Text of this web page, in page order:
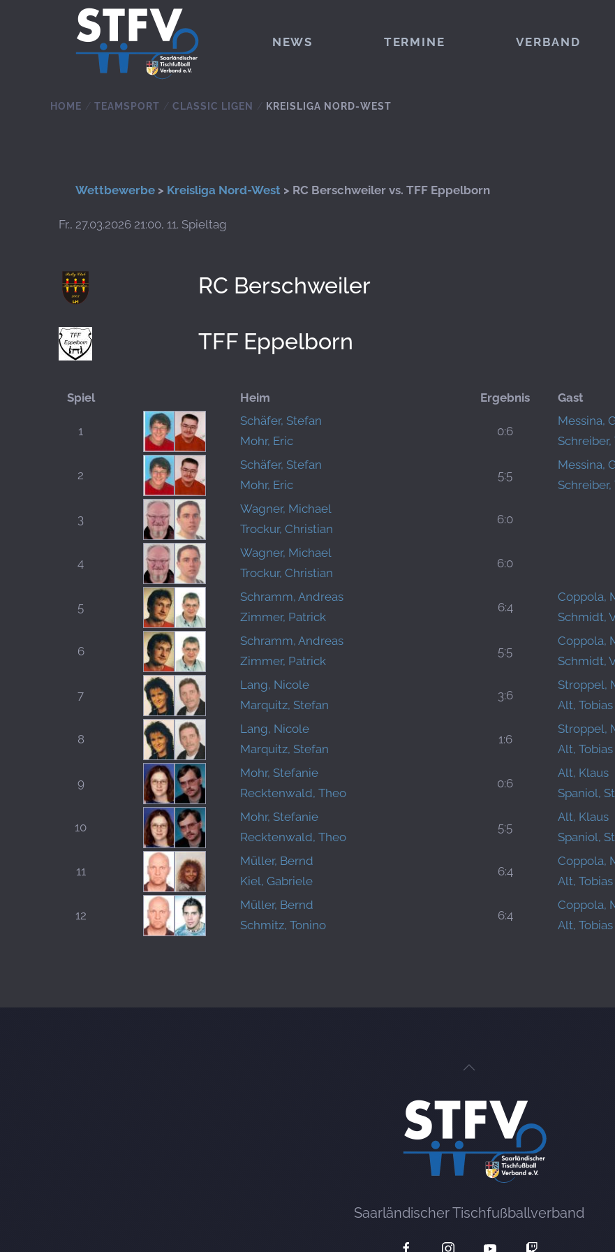
Zum Hauptinhalt springen
NEWS TERMINE VERBAND
HOME TEAMSPORT CLASSIC LIGEN KREISLIGA NORD-WEST
Wettbewerbe > Kreisliga Nord-West > RC Berschweiler vs. TFF Eppelborn
Fr., 27.03.2026 21:00, 11. Spieltag
RC Berschweiler
TFF Eppelborn
Spiel Heim Ergebnis Gast
1
Schäfer, Stefan
Mohr, Eric
0:6
Messina,
Schreiber,
2
Schäfer, Stefan
Mohr, Eric
5:5
Messina,
Schreiber,
3
Wagner, Michael
Trockur, Christian
6:0
4
Wagner, Michael
Trockur, Christian
6:0
5
Schramm, Andreas
Zimmer, Patrick
6:4
Coppola,
Schmidt,
6
Schramm, Andreas
Zimmer, Patrick
5:5
Coppola,
Schmidt,
7
Lang, Nicole
Marquitz, Stefan
3:6
Stroppel,
Alt, Tobias
8
Lang, Nicole
Marquitz, Stefan
1:6
Stroppel,
Alt, Tobias
9
Mohr, Stefanie
Recktenwald, Theo
0:6
Alt, Klaus
Spaniol,
10
Mohr, Stefanie
Recktenwald, Theo
5:5
Alt, Klaus
Spaniol,
11
Müller, Bernd
Kiel, Gabriele
6:4
Coppola,
Alt, Tobias
12
Müller, Bernd
Schmitz, Tonino
6:4
Coppola,
Alt, Tobias
Saarländischer Tischfußballverband